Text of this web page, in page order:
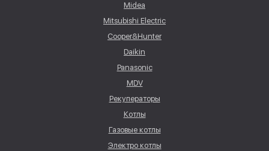
Midea
Mitsubishi Electric
Cooper&Hunter
Daikin
Panasonic
MDV
Рекуператоры
Котлы
Газовые котлы
Электро котлы